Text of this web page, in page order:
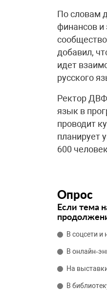
По словам
финансов
добавил,
идет
русского
Ректор
язык в
проводит
планирует
600
Опрос
Если тема
В соцсети
В
На
В